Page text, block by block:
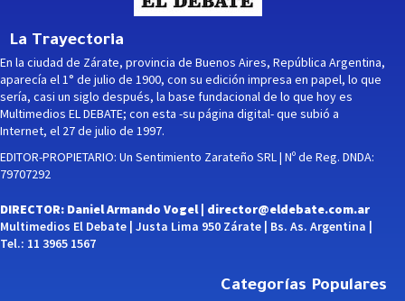
La Trayectoria
En la ciudad de Zárate, provincia de Buenos Aires, República Argentina,
aparecía el 1° de julio de 1900, con su edición impresa en papel, lo que
sería, casi un siglo después, la base fundacional de lo que hoy es
Multimedios EL DEBATE; con esta -su página digital- que subió a
Internet, el 27 de julio de 1997.
EDITOR-PROPIETARIO: Un Sentimiento Zarateño SRL | Nº de Reg. DNDA:
79707292
DIRECTOR: Daniel Armando Vogel | director@eldebate.com.ar
Multimedios El Debate | Justa Lima 950 Zárate | Bs. As. Argentina |
Tel.: 11 3965 1567
Categorías Populares